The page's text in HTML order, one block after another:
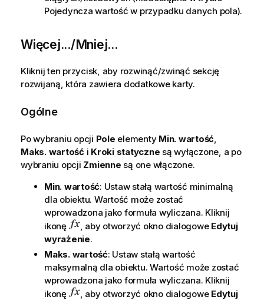
Pojedyncza wartość w przypadku danych pola).
Więcej.../Mniej...
Kliknij ten przycisk, aby rozwinąć/zwinąć sekcję
rozwijaną, która zawiera dodatkowe karty.
Ogólne
Po wybraniu opcji Pole elementy Min. wartość,
Maks. wartość i Kroki statyczne są wyłączone, a po
wybraniu opcji Zmienne są one włączone.
Min. wartość: Ustaw stałą wartość minimalną
dla obiektu. Wartość może zostać
wprowadzona jako formuła wyliczana. Kliknij
ikonę
, aby otworzyć okno dialogowe Edytuj
wyrażenie.
Maks. wartość: Ustaw stałą wartość
maksymalną dla obiektu. Wartość może zostać
wprowadzona jako formuła wyliczana. Kliknij
ikonę
, aby otworzyć okno dialogowe Edytuj